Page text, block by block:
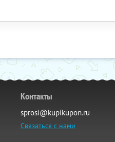
Контакты
sprosi@kupikupon.ru
Связаться с нами